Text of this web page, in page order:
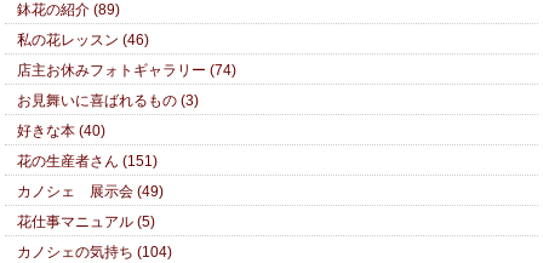
鉢花の紹介 (89)
私の花レッスン (46)
店主お休みフォトギャラリー (74)
お見舞いに喜ばれるもの (3)
好きな本 (40)
花の生産者さん (151)
カノシェ 展示会 (49)
花仕事マニュアル (5)
カノシェの気持ち (104)